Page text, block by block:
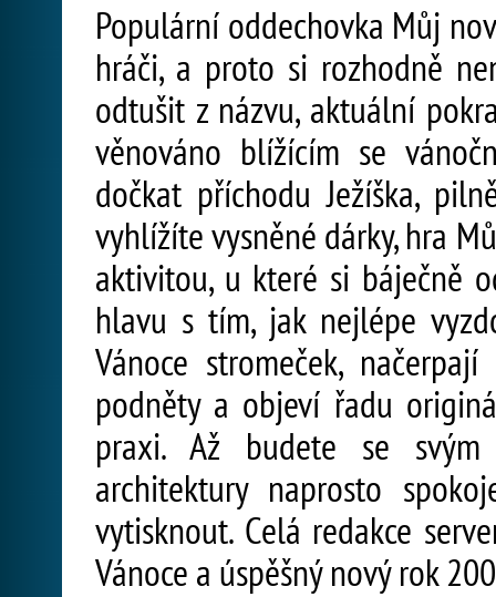
Populární oddechovka Můj
hráči, a proto si rozhodně
odtušit z názvu, aktuální
věnováno blížícím se
dočkat příchodu Ježíška,
vyhlížíte vysněné dárky, hra
aktivitou, u které si báječně
hlavu s tím, jak nejlépe
Vánoce stromeček,
podněty a objeví řadu
praxi. Až budete se
architektury naprosto
vytisknout. Celá redakce
Vánoce a úspěšný nový rok